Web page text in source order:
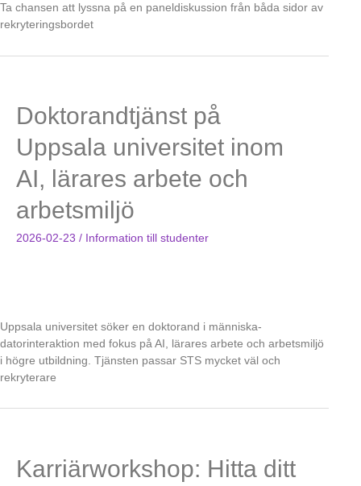
Ta chansen att lyssna på en paneldiskussion från båda sidor av
rekryteringsbordet
Doktorandtjänst på
Uppsala universitet inom
AI, lärares arbete och
arbetsmiljö
2026-02-23 / Information till studenter
Uppsala universitet söker en doktorand i människa-
datorinteraktion med fokus på AI, lärares arbete och arbetsmiljö
i högre utbildning. Tjänsten passar STS mycket väl och
rekryterare
Karriärworkshop: Hitta ditt